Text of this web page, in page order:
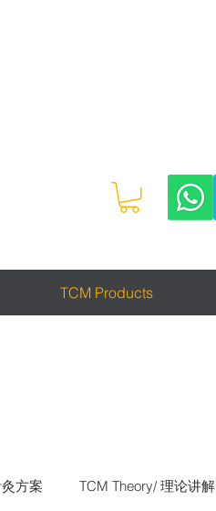
TCM Products
方案 TCM Theory/ 理论讲解